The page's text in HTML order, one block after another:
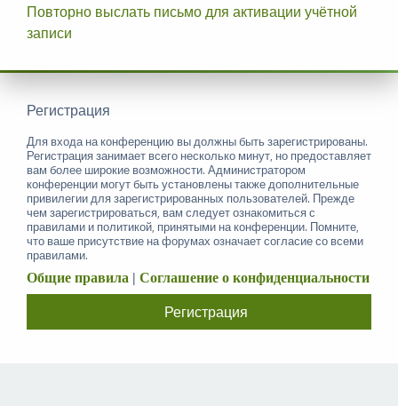
Повторно выслать письмо для активации учётной
записи
Регистрация
Для входа на конференцию вы должны быть зарегистрированы.
Регистрация занимает всего несколько минут, но предоставляет
вам более широкие возможности. Администратором
конференции могут быть установлены также дополнительные
привилегии для зарегистрированных пользователей. Прежде
чем зарегистрироваться, вам следует ознакомиться с
правилами и политикой, принятыми на конференции. Помните,
что ваше присутствие на форумах означает согласие со всеми
правилами.
Общие правила | Соглашение о конфиденциальности
Регистрация